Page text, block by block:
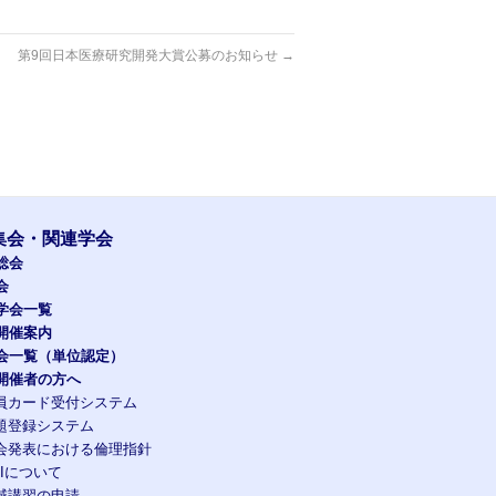
第9回日本医療研究開発大賞公募のお知らせ →
会・関連学会
会
会一覧
催案内
一覧（単位認定）
催者の方へ
カード受付システム
登録システム
発表における倫理指針
について